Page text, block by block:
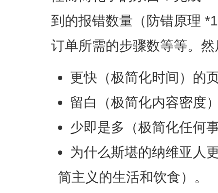
到的报错数量（防错原理
订单所需的步骤数等等。
更快（极简化时间）的
留白（极简化内容密度
少即是多（极简化任何
为什么斯堪的纳维亚人
简主义的生活和饮食）。